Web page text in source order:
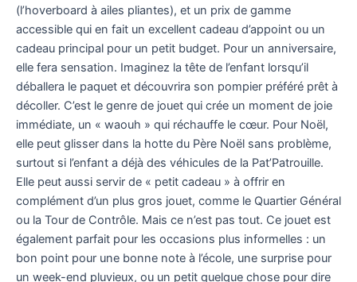
(l’hoverboard à ailes pliantes), et un prix de gamme
accessible qui en fait un excellent cadeau d’appoint ou un
cadeau principal pour un petit budget. Pour un anniversaire,
elle fera sensation. Imaginez la tête de l’enfant lorsqu’il
déballera le paquet et découvrira son pompier préféré prêt à
décoller. C’est le genre de jouet qui crée un moment de joie
immédiate, un « waouh » qui réchauffe le cœur. Pour Noël,
elle peut glisser dans la hotte du Père Noël sans problème,
surtout si l’enfant a déjà des véhicules de la Pat’Patrouille.
Elle peut aussi servir de « petit cadeau » à offrir en
complément d’un plus gros jouet, comme le Quartier Général
ou la Tour de Contrôle. Mais ce n’est pas tout. Ce jouet est
également parfait pour les occasions plus informelles : un
bon point pour une bonne note à l’école, une surprise pour
un week-end pluvieux, ou un petit quelque chose pour dire